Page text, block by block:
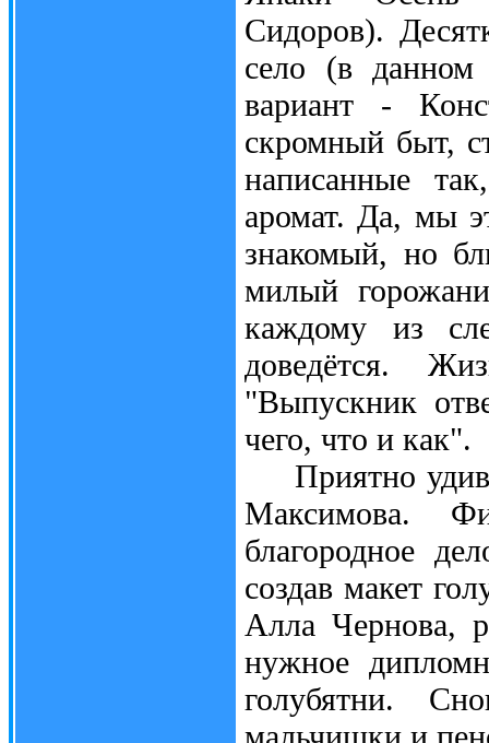
Сидоров).
село (в данном
вариант -
скромный быт,
написанные
аромат. Да, мы
знакомый, но
милый
каждому из
доведётся.
"Выпускник
чего, что и как".
Приятно
Максимова.
благородное
создав макет
Алла Чернова,
нужное
голубятни.